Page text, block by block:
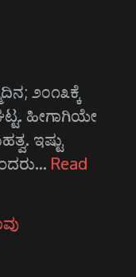
೨೦೧೩ಕ್ಕೆ
ಹೀಗಾಗಿಯೇ
ಇಷ್ಟು
Read